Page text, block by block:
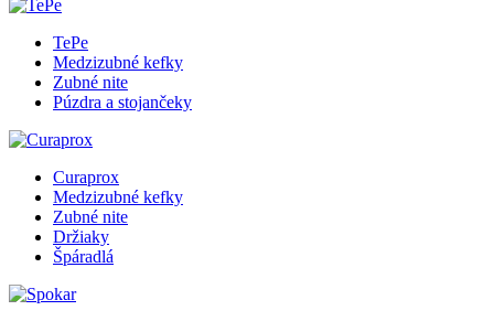
TePe
Medzizubné kefky
Zubné nite
Púzdra a stojančeky
Curaprox
Medzizubné kefky
Zubné nite
Držiaky
Špáradlá